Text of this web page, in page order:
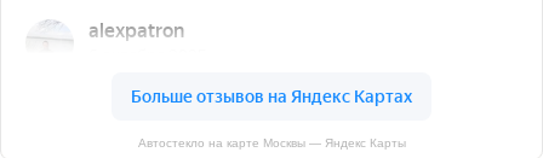
Автостекло на карте Москвы — Яндекс Карты